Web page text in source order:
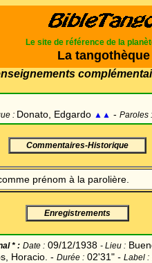
Le site de référence de la
La tangothèque
: Donato, Edgardo ▲▲ - Paroles :
Commentaires-Historique
prénom à la parolière.
Enregistrements
* : Date : 09/12/1938 - Lieu :
Horacio. - Durée : 02'31" - Label :